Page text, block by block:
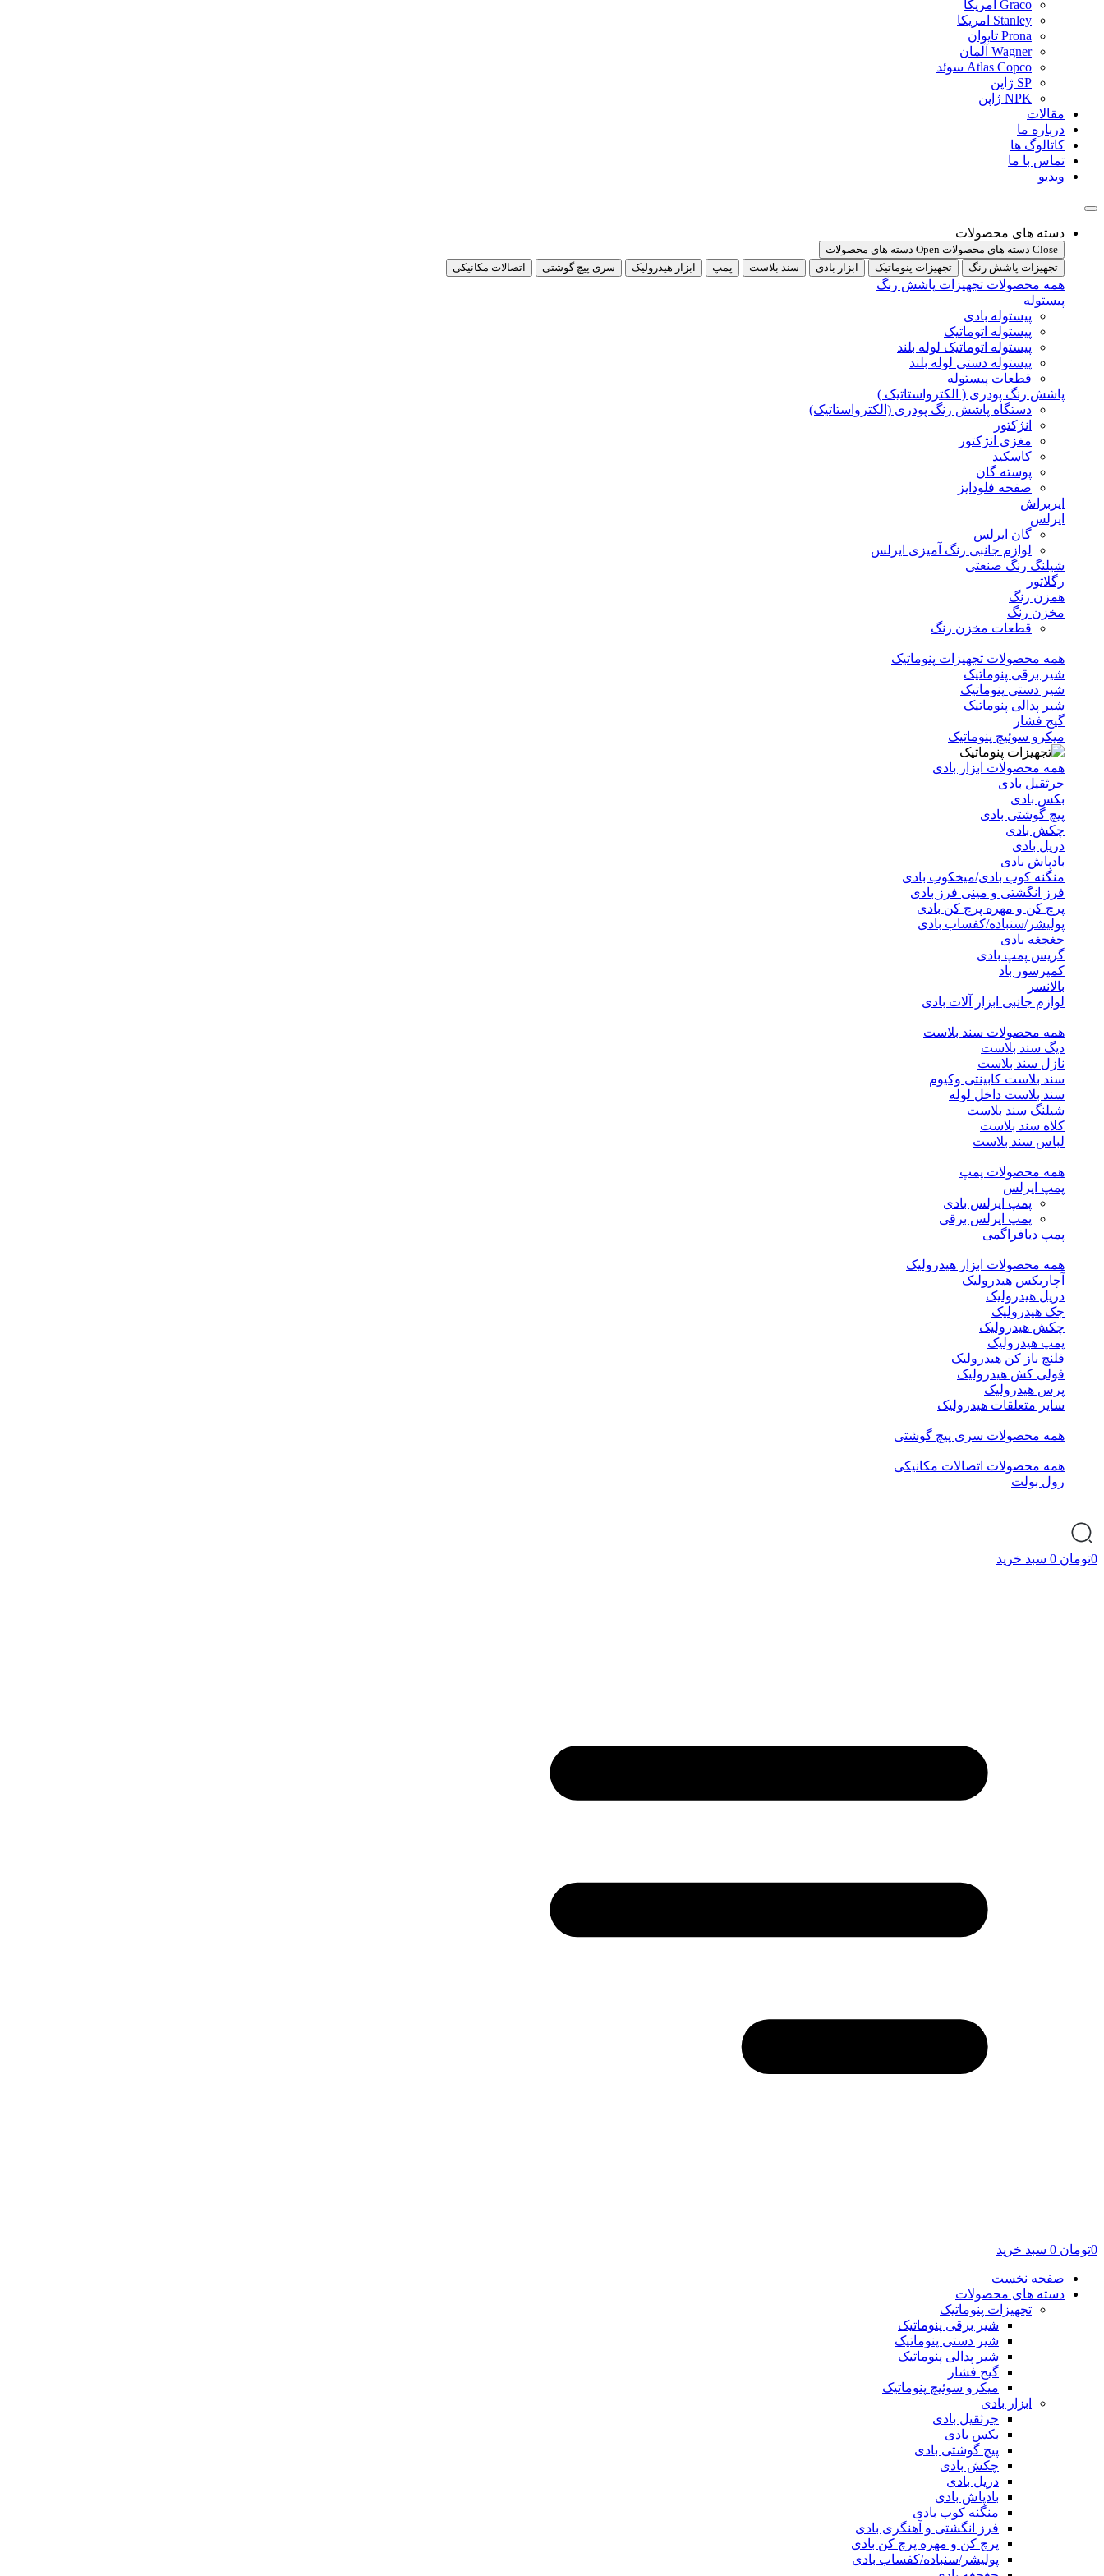
Graco امریکا
Stanley امریکا
Prona تایوان
Wagner آلمان
Atlas Copco سوئد
SP ژاپن
NPK ژاپن
مقالات
درباره ما
کاتالوگ ها
تماس با ما
ویدیو
دسته های محصولات
Close دسته های محصولات
Open دسته های محصولات
تجهیزات پاشش رنگ
تجهیزات پنوماتیک ابزار بادی سند بلاست پمپ ابزار هیدرولیک سری پیچ گوشتی اتصالات مکانیکی
همه محصولات تجهیزات پاشش رنگ
پیستوله
پیستوله بادی
پیستوله اتوماتیک
پیستوله اتوماتیک لوله بلند
پیستوله دستی لوله بلند
قطعات پیستوله
پاشش رنگ پودری ( الکترواستاتیک )
دستگاه پاشش رنگ پودری (الکترواستاتیک)
انژکتور
مغزی انژکتور
کاسکید
پوسته گان
صفحه فلودایز
ایربراش
ایرلس
گان ایرلس
لوازم جانبی رنگ آمیزی ایرلس
شیلنگ رنگ صنعتی
رگلاتور
همزن رنگ
مخزن رنگ
قطعات مخزن رنگ
همه محصولات تجهیزات پنوماتیک
شیر برقی پنوماتیک
شیر دستی پنوماتیک
شیر پدالی پنوماتیک
گیج فشار
میکرو سوئیچ پنوماتیک
همه محصولات ابزار بادی
جرثقیل بادی
بکس بادی
پیچ گوشتی بادی
چکش بادی
دریل بادی
بادپاش بادی
منگنه کوب بادی/میخکوب بادی
فرز انگشتی و مینی فرز بادی
پرچ کن و مهره پرچ کن بادی
پولیشر/سنباده/کفساب بادی
جغجغه بادی
گریس پمپ بادی
کمپرسور باد
بالانسر
لوازم جانبی ابزار آلات بادی
همه محصولات سند بلاست
دیگ سند بلاست
نازل سند بلاست
سند بلاست کابینتی وکیوم
سند بلاست داخل لوله
شیلنگ سند بلاست
کلاه سند بلاست
لباس سند بلاست
همه محصولات پمپ
پمپ ایرلس
پمپ ایرلس بادی
پمپ ایرلس برقی
پمپ دیافراگمی
همه محصولات ابزار هیدرولیک
آچاربکس هیدرولیک
دریل هیدرولیک
جک هیدرولیک
چکش هیدرولیک
پمپ هیدرولیک
فلنچ باز کن هیدرولیک
فولی کش هیدرولیک
پرس هیدرولیک
سایر متعلقات هیدرولیک
همه محصولات سری پیچ گوشتی
همه محصولات اتصالات مکانیکی
رول بولت
0تومان 0 سبد خرید
0تومان 0 سبد خرید
صفحه نخست
دسته های محصولات
تجهیزات پنوماتیک
شیر برقی پنوماتیک
شیر دستی پنوماتیک
شیر پدالی پنوماتیک
گیج فشار
میکرو سوئیچ پنوماتیک
ابزار بادی
جرثقیل بادی
بکس بادی
پیچ گوشتی بادی
چکش بادی
دریل بادی
بادپاش بادی
منگنه کوب بادی
فرز انگشتی و آهنگری بادی
پرچ کن و مهره پرچ کن بادی
پولیشر/سنباده/کفساب بادی